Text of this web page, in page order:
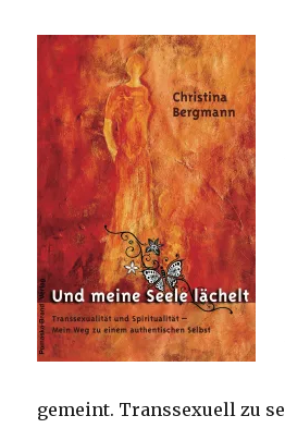
gemeint. Transsexuell zu